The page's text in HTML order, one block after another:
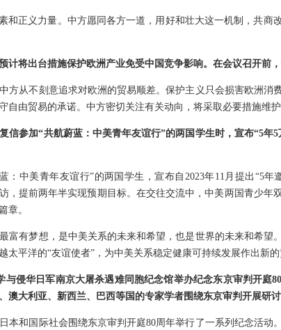
和正义力量。中方愿同各方一道，用好和壮大这一机制，共商
计将出台措施保护欧洲产业免受中国竞争影响。在会议召开前
方从不刻意追求对欧洲的贸易顺差。保护主义只会损害欧洲消
自由贸易的承诺。中方密切关注有关动向，将采取必要措施维护
信参加“共航蔚蓝：中美青年友谊行”的两国学生时，宣布“5年
：中美青年友谊行”的两国学生，宣布自2023年11月提出“5年
，提前两年半实现预期目标。在交往交流中，中美两国青少年
章。
富有梦想，是中美关系的未来和希望，也是世界的未来和希望
平洋的“友谊使者”，为中美关系稳定健康可持续发展作出新的
与侵华日军南京大屠杀遇难同胞纪念馆举办纪念东京审判开庭
澳大利亚、新西兰、巴西等国的专家学者围绕东京审判开展研
本和国际社会围绕东京审判开庭80周年举行了一系列纪念活动